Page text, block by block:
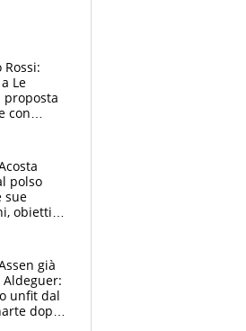
Le
proposta
con
polso
sue
obiettivo
già
unfit dal
dopo